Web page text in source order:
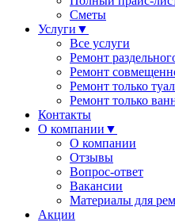
Сметы
Услуги ▼
Все услуги
Ремонт
Ремонт
Ремонт только
Ремонт только
Контакты
О компании ▼
О компании
Отзывы
Вопрос-ответ
Вакансии
Материалы для
Акции